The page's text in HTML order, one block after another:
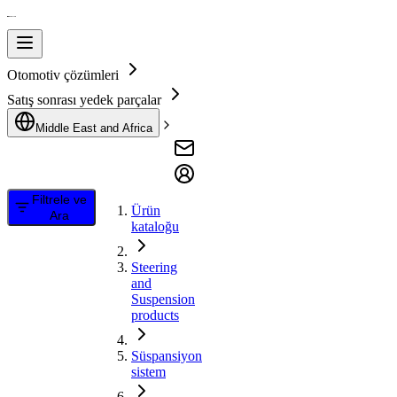
Otomotiv çözümleri
Satış sonrası yedek parçalar
Middle East and Africa
Filtrele ve
Ara
Ürün
kataloğu
Steering
and
Suspension
products
Süspansiyon
sistem